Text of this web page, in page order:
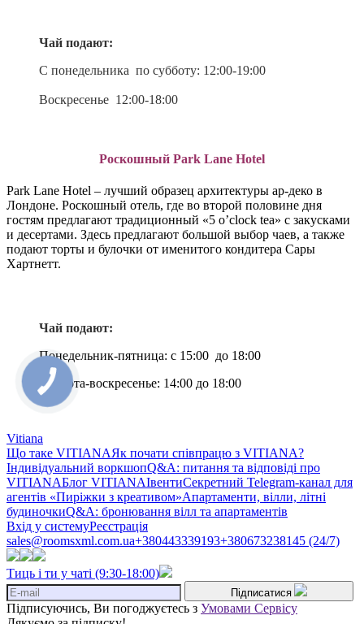
Чай подают:
С понедельника по субботу: 12:00-19:00
Воскресенье 12:00-18:00
Роскошный Park Lane Hotel
Park Lane Hotel – лучший образец архитектуры ар-деко в
Лондоне. Роскошный отель, где во второй половине дня
гостям предлагают традиционный «5 o’clock tea» с закусками
и десертами. Здесь предлагают большой выбор чаев, а также
подают торты и булочки от именитого кондитера Сары
Хартнетт.
Чай подают:
Понедельник-пятница: с 15:00 до 18:00
Суббота-воскресенье: 14:00 до 18:00
Vitiana
Що таке VITIANAЯк почати співпрацю з VITIANA?
Індивідуальний воркшопQ&A: питання та відповіді про
VITIANAБлог VITIANAІвентиСекретний Telegram-канал для
агентів «Пиріжки з креативом»Апартаменти, вілли, літні
будиночкиQ&A: бронювання вілл та апартаментів
Вхід у системуРеєстрація
sales@roomsxml.com.ua+380443339193+380673238145 (24/7)
Тиць і ти у чаті (9:30-18:00)
Підписатися
Підписуючись, Ви погоджуєтесь з Умовами Сервісу